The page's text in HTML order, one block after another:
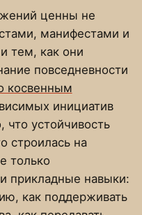
ценны не
манифестами и
тем, как они
повседневности
косвенным
инициатив
что устойчивость
строилась на
только
прикладные навыки:
как поддерживать